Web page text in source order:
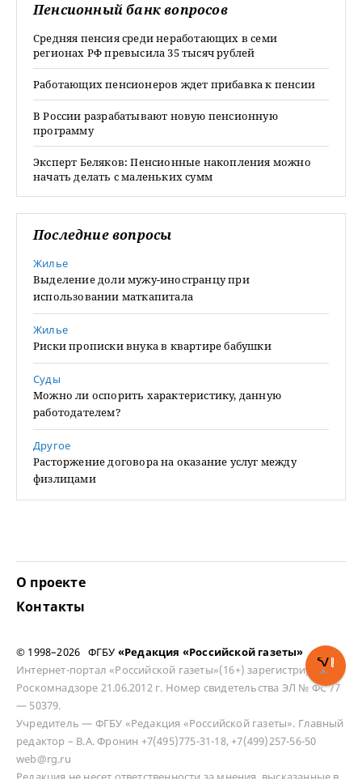
Пенсионный банк вопросов
Средняя пенсия среди неработающих в семи
регионах РФ превысила 35 тысяч рублей
Работающих пенсионеров ждет прибавка к пенсии
В России разрабатывают новую пенсионную
программу
Эксперт Беляков: Пенсионные накопления можно
начать делать с маленьких сумм
Последние вопросы
Жилье
Выделение доли мужу-иностранцу при
использовании маткапитала
Жилье
Риски прописки внука в квартире бабушки
Суды
Можно ли оспорить характеристику, данную
работодателем?
Другое
Расторжение договора на оказание услуг между
физлицами
О проекте
Контакты
© 1998–2026 ФГБУ «Редакция «Российской газеты»
Интернет-портал «Российской газеты»(16+) зарегистрирован в
Роскомнадзоре 21.06.2012 г. Номер свидетельства ЭЛ № ФС 77
— 50379.
Учредитель — ФГБУ «Редакция «Российской газеты». Главный
редактор – В.А. Фронин +7(495)775-31-18, +7(499)257-56-50
web@rg.ru